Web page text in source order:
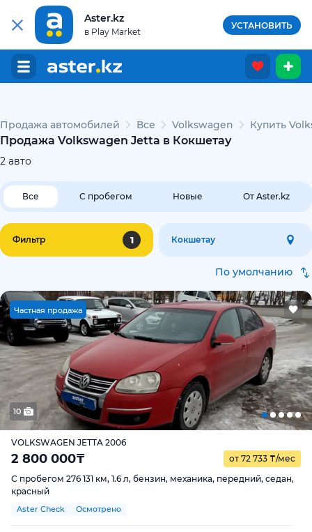
Aster.kz
в Play Market
УСТАНОВИТЬ
Продажа автомобилей Все Volkswagen Купить
Продажа Volkswagen Jetta в Кокшетау
2 авто
Все С пробегом Новые От Aster.kz
Фильтр 1 Кокшетау
По умолчанию
Частная продажа
10
VOLKSWAGEN JETTA 2006
2 800 000₸ от 72 733 ₸/мес
С пробегом 276 131 км, 1.6 л, бензин, механика, передний, седан,
красный
Aster Check Осмотрено